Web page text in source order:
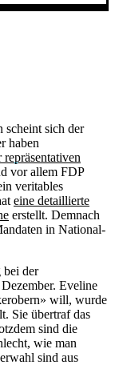
scheint sich der
haben
repräsentativen
vor allem FDP
veritables
eine detaillierte
erstellt. Demnach
in National-
bei der
Eveline
will, wurde
Sie übertraf das
sind die
wie man
sind aus